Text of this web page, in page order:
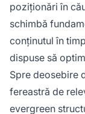
poziționări în
schimbă
conținutul în
dispuse să
Spre deosebire
fereastră de
evergreen